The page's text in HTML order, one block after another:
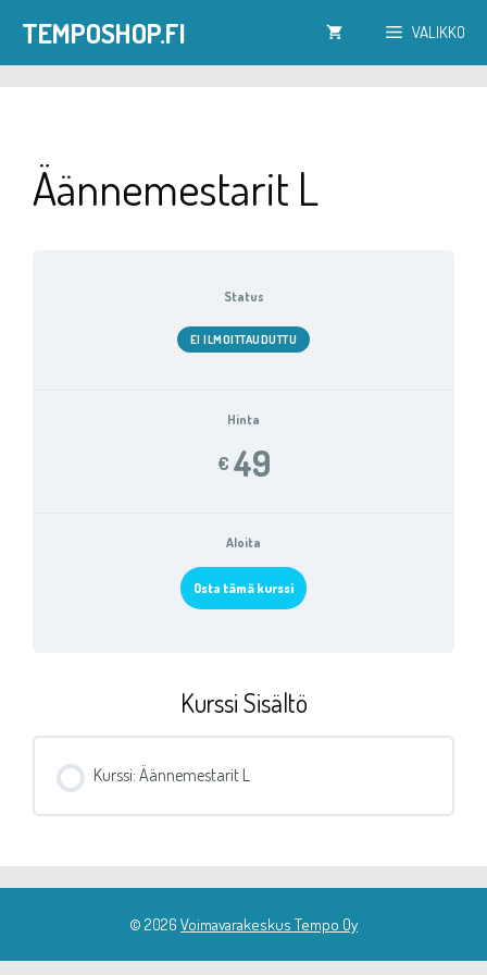
sisältöön
TEMPOSHOP.FI VALIKKO
Äännemestarit L
Status
EI ILMOITTAUDUTTU
Hinta
€ 49
Aloita
Osta tämä kurssi
Kurssi Sisältö
Kurssi: Äännemestarit L
© 2026 Voimavarakeskus Tempo Oy